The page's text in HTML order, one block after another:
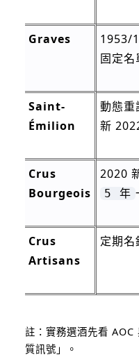
Graves
1953/
固定名
Saint-
Émilion
動態重
新
Crus
Bourgeois
2020
5 年
Crus
Artisans
定期名
註：實務選酒先看 AOC
質訊號」。